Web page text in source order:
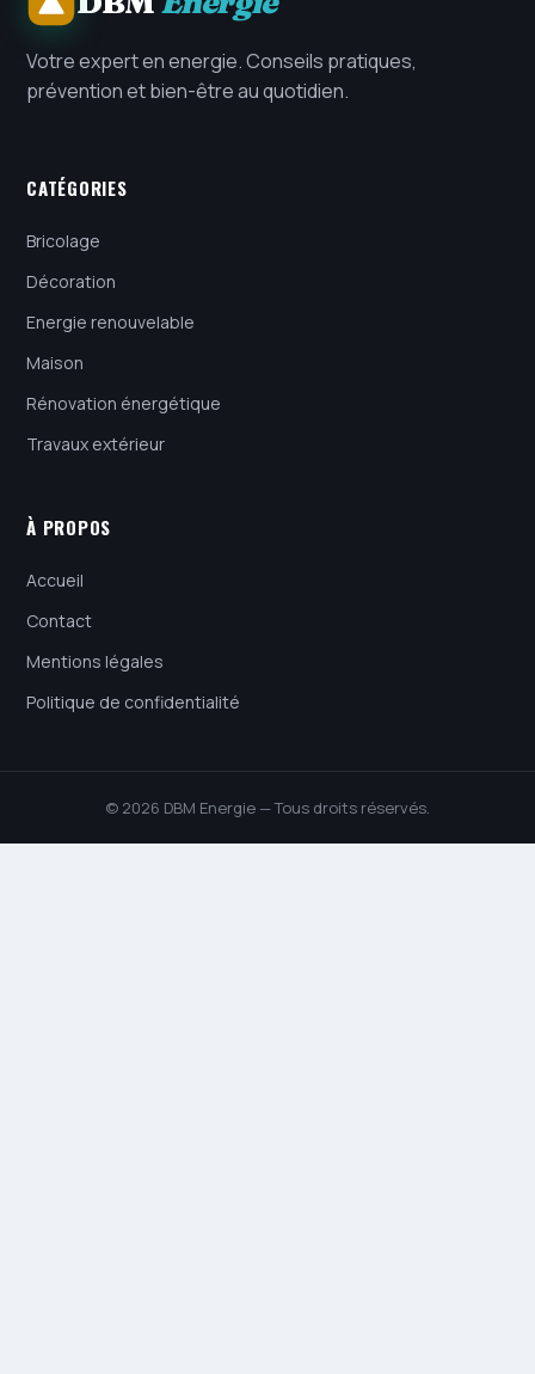
Votre expert en energie. Conseils pratiques,
prévention et bien-être au quotidien.
CATÉGORIES
Bricolage
Décoration
Energie renouvelable
Maison
Rénovation énergétique
Travaux extérieur
À PROPOS
Accueil
Contact
Mentions légales
Politique de confidentialité
© 2026 DBM Energie — Tous droits réservés.